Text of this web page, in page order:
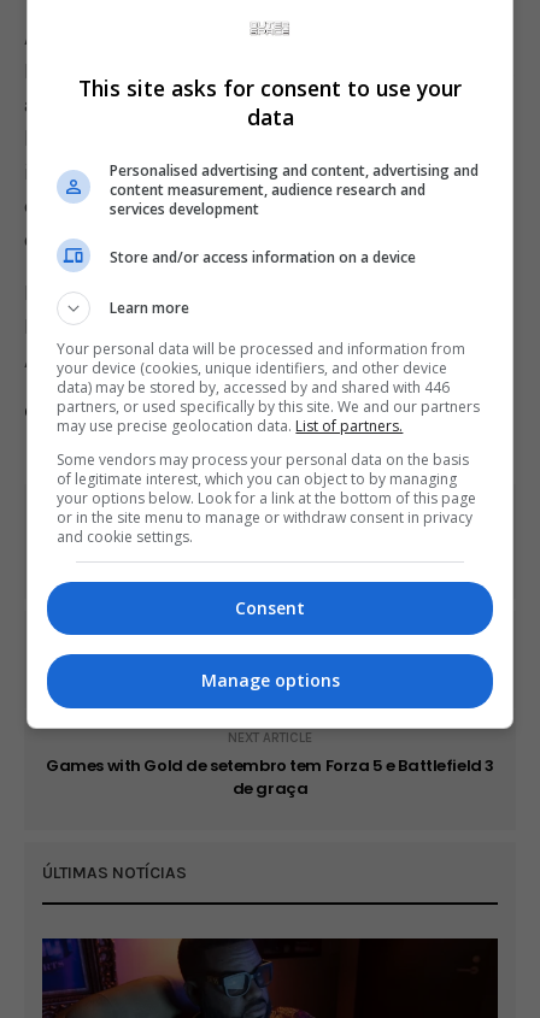
A EA tentou resolver vários problemas de Mass
ao longo das primeiras semanas após o
insuficiente diante dos memes e a velocidade
com que os comentários negativos se
espalharam.
Hudson e boa parte da equipe mais sênior da
BioWare está atualmente trabalhando em
Anthem, a nova franquia da produtora.
Comente esta notícia no Fórum Outer Space
Share This
PREVIOUS ARTICLE
Demo de Pokken Tournament DX disponível no Switch
NEXT ARTICLE
Games with Gold de setembro tem Forza 5 e Battlefield 3
de graça
ÚLTIMAS NOTÍCIAS
This site asks for consent to use your
data
Personalised advertising and content, advertising and
content measurement, audience research and
services development
Store and/or access information on a device
Learn more
Your personal data will be processed and information from
your device (cookies, unique identifiers, and other device
data) may be stored by, accessed by and shared with 446
partners, or used specifically by this site. We and our partners
may use precise geolocation data. List of partners.
Some vendors may process your personal data on the basis
of legitimate interest, which you can object to by managing
your options below. Look for a link at the bottom of this page
or in the site menu to manage or withdraw consent in privacy
and cookie settings.
Consent
Manage options